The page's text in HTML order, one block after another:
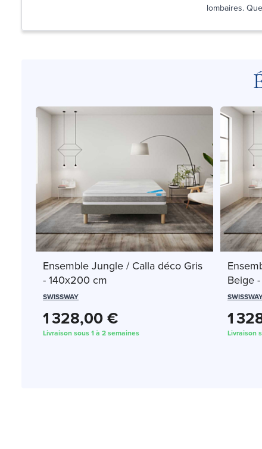
lombaires.
Ensemble Jungle / Calla déco Gris
- 140x200 cm
SWISSWAY
1 328,00 €
Livraison sous 1 à 2 semaines
Beige
1
Livraison